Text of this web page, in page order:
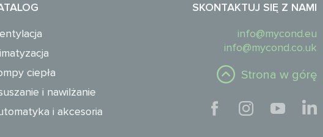
ciepła
i nawilżanie
i akcesoria
SKONTAKTUJ SIĘ Z NAMI
info@mycond.eu
info@mycond.co.uk
Strona w górę